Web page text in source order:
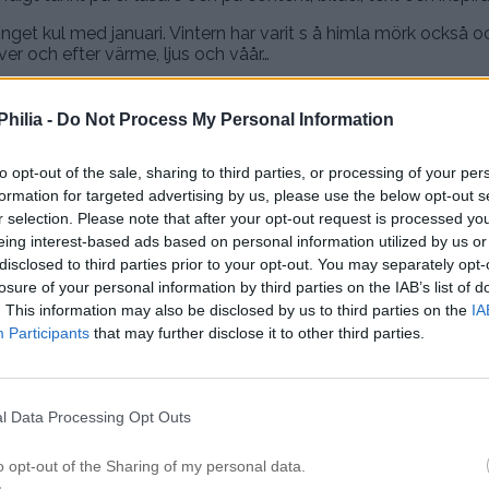
- Do Not Process My Personal Information
opt-out of the sale, sharing to third parties, or processing of your
for targeted advertising by us, please use the below opt-out
selection. Please note that after your opt-out request is processed
interest-based ads based on personal information utilized by us
to third parties prior to your opt-out. You may separately
of your personal information by third parties on the IAB’s list of
This information may also be disclosed by us to third parties on the
Participants that may further disclose it to other third parties.
Data Processing Opt Outs
opt-out of the Sharing of my personal data.
kul med januari. Vintern har varit s å himla mörk också
och efter värme, ljus och våår…
går oroliga tankar poppar upp då och då och jag är
blev rekommenderad och jag tycker att de hjälper med
tränar oftare (det får en alltid att må bättre) och lagar
ingen stress i köket utan bara laga olika härliga rätter
det, det är en perfekt avkoppling för mig.
er omtanke. Och det gör mig ledsen att vissa tycker jag
självklart inte min mening. Men jag har verkligen inte
ni er antingen att det är ett avsked till er eller att det är
”veligheter”, antingen kör man all in eller inte alls! Men
blivit velig..
roligare återseende med mer glädje och det ”vanliga”
och varför det varit tyst så länge<3